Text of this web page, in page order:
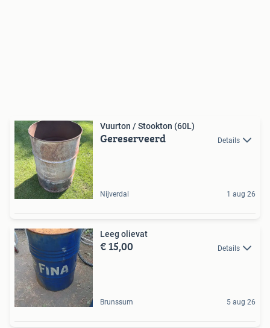
Vuurton / Stookton (60L)
Gereserveerd Details
Nijverdal 1 aug 26
Leeg olievat
€ 15,00 Details
Brunssum 5 aug 26